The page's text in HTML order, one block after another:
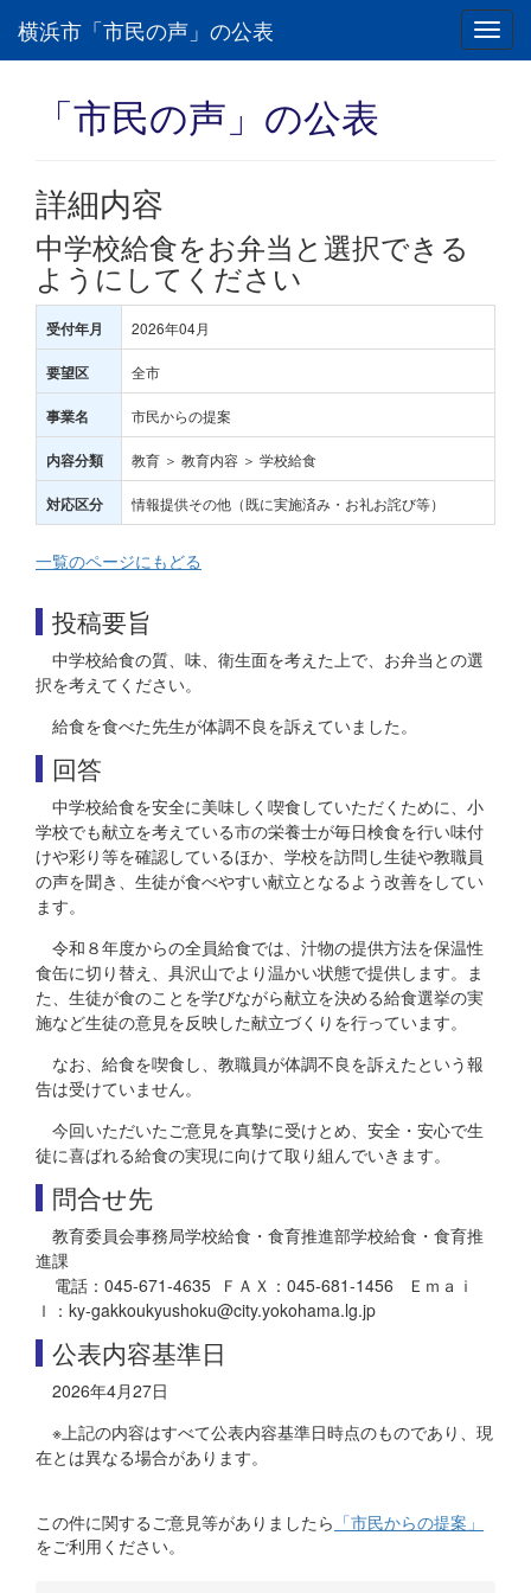
横浜市「市民の声」の公表
「市民の声」の公表
詳細内容
中学校給食をお弁当と選択できる
ようにしてください
受付年月 2026年04月
要望区 全市
事業名 市民からの提案
内容分類 教育 ＞ 教育内容 ＞ 学校給食
対応区分 情報提供その他（既に実施済み・お礼お詫び等）
一覧のページにもどる
投稿要旨
中学校給食の質、味、衛生面を考えた上で、お弁当との選
択を考えてください。
給食を食べた先生が体調不良を訴えていました。
回答
中学校給食を安全に美味しく喫食していただくために、小
学校でも献立を考えている市の栄養士が毎日検食を行い味付
けや彩り等を確認しているほか、学校を訪問し生徒や教職員
の声を聞き、生徒が食べやすい献立となるよう改善をしてい
ます。
令和８年度からの全員給食では、汁物の提供方法を保温性
食缶に切り替え、具沢山でより温かい状態で提供します。ま
た、生徒が食のことを学びながら献立を決める給食選挙の実
施など生徒の意見を反映した献立づくりを行っています。
なお、給食を喫食し、教職員が体調不良を訴えたという報
告は受けていません。
今回いただいたご意見を真摯に受けとめ、安全・安心で生
徒に喜ばれる給食の実現に向けて取り組んでいきます。
問合せ先
教育委員会事務局学校給食・食育推進部学校給食・食育推
進課
電話：045-671-4635 ＦＡＸ：045-681-1456 Ｅｍａｉ
ｌ：ky-gakkoukyushoku@city.yokohama.lg.jp
公表内容基準日
2026年4月27日
※上記の内容はすべて公表内容基準日時点のものであり、現
在とは異なる場合があります。
この件に関するご意見等がありましたら 「市民からの提案」
をご利用ください。